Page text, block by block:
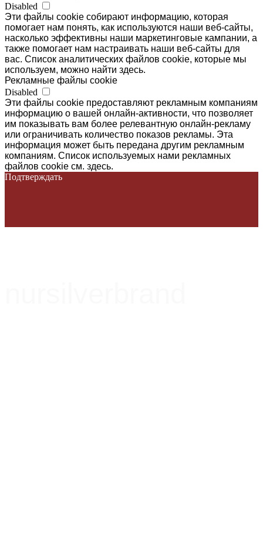
Disabled
Эти файлы cookie собирают информацию, которая
помогает нам понять, как используются наши веб-сайты,
насколько эффективны наши маркетинговые кампании, а
также помогает нам настраивать наши веб-сайты для
вас. Список аналитических файлов cookie, которые мы
используем, можно найти здесь.
Рекламные файлы cookie
Disabled
Эти файлы cookie предоставляют рекламным компаниям
информацию о вашей онлайн-активности, что позволяет
им показывать вам более релевантную онлайн-рекламу
или ограничивать количество показов рекламы. Эта
информация может быть передана другим рекламным
компаниям. Список используемых нами рекламных
файлов cookie см. здесь.
Подтверждать